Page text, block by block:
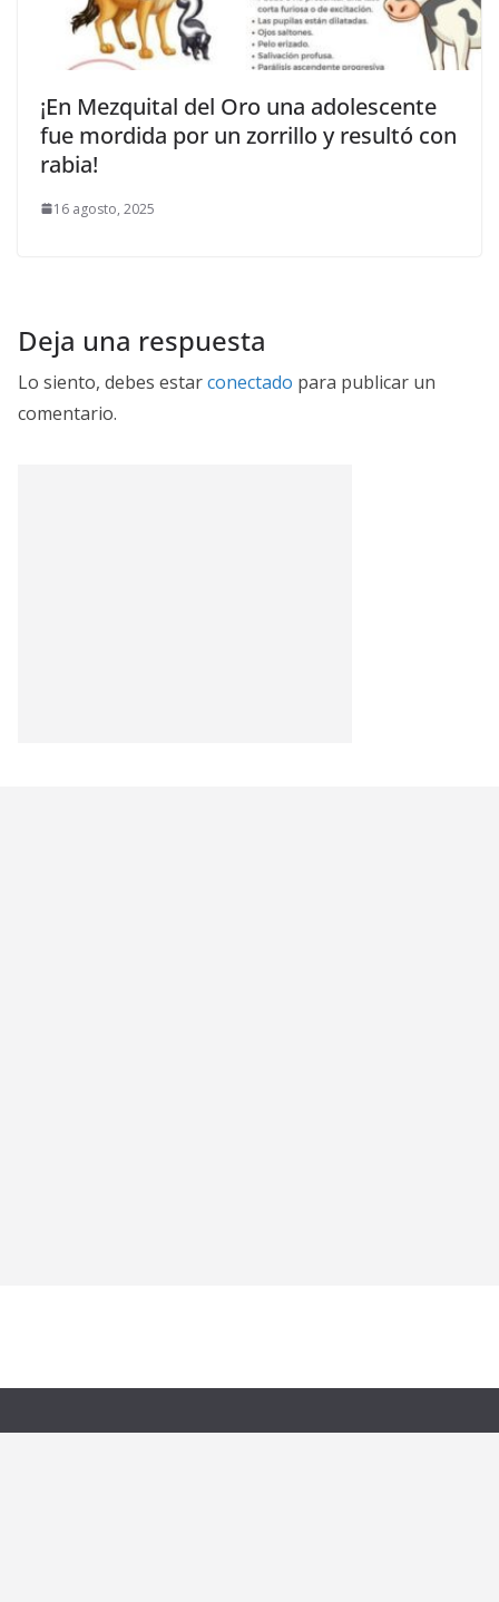
¡En Mezquital del Oro una adolescente
fue mordida por un zorrillo y resultó con
rabia!
16 agosto, 2025
Deja una respuesta
Lo siento, debes estarconectado para publicar un
comentario.